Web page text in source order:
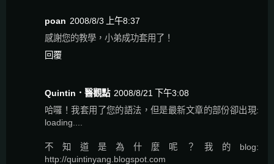
poan 2008/8/3 上午8:37
感謝您的教學，小弟成功套用了！
回覆
Quintin．醫觀點 2008/8/21 下午3:08
哈囉！我套用了您的語法，但是最新文章的部份卻出現:
loading....
不知道是為什麼呢？我的blog:
http://quintinyang.blogspot.com